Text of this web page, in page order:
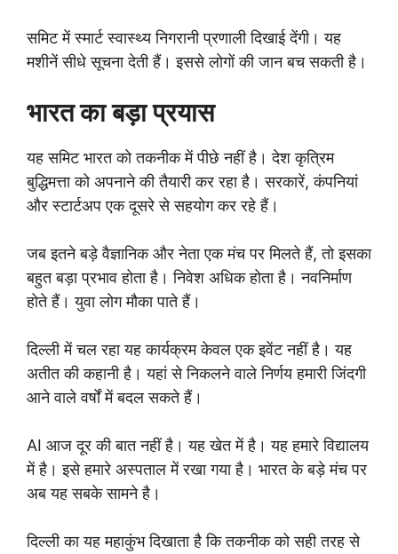
समिट में स्मार्ट स्वास्थ्य निगरानी प्रणाली दिखाई देंगी। यह
मशीनें सीधे सूचना देती हैं। इससे लोगों की जान बच सकती है।
भारत का बड़ा प्रयास
यह समिट भारत को तकनीक में पीछे नहीं है। देश कृत्रिम
बुद्धिमत्ता को अपनाने की तैयारी कर रहा है। सरकारें, कंपनियां
और स्टार्टअप एक दूसरे से सहयोग कर रहे हैं।
जब इतने बड़े वैज्ञानिक और नेता एक मंच पर मिलते हैं, तो इसका
बहुत बड़ा प्रभाव होता है। निवेश अधिक होता है। नवनिर्माण
होते हैं। युवा लोग मौका पाते हैं।
दिल्ली में चल रहा यह कार्यक्रम केवल एक इवेंट नहीं है। यह
अतीत की कहानी है। यहां से निकलने वाले निर्णय हमारी जिंदगी
आने वाले वर्षों में बदल सकते हैं।
AI आज दूर की बात नहीं है। यह खेत में है। यह हमारे विद्यालय
में है। इसे हमारे अस्पताल में रखा गया है। भारत के बड़े मंच पर
अब यह सबके सामने है।
दिल्ली का यह महाकुंभ दिखाता है कि तकनीक को सही तरह से